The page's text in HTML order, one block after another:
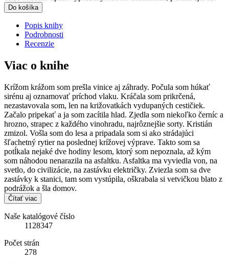
Do košíka
Popis knihy
Podrobnosti
Recenzie
Viac o knihe
Krížom krážom som prešla vinice aj záhrady. Počula som húkať
sirénu aj oznamovať príchod vlaku. Kráčala som prikrčená,
nezastavovala som, len na križovatkách vydupaných cestičiek.
Začalo pripekať a ja som zacítila hlad. Zjedla som niekoľko černíc a
hrozno, strapec z každého vinohradu, najrôznejšie sorty. Kristián
zmizol. Vošla som do lesa a pripadala som si ako strádajúci
šľachetný rytier na poslednej krížovej výprave. Takto som sa
potĺkala nejaké dve hodiny lesom, ktorý som nepoznala, až kým
som náhodou nenarazila na asfaltku. Asfaltka ma vyviedla von, na
svetlo, do civilizácie, na zastávku električky. Zviezla som sa dve
zastávky k stanici, tam som vystúpila, oškrabala si vetvičkou blato z
podrážok a šla domov.
Čítať viac
Naše katalógové číslo
1128347
Počet strán
278